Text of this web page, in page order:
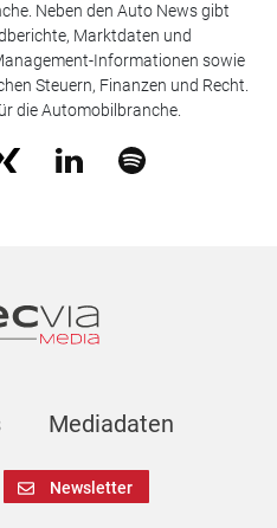
Neben den Auto News gibt
Marktdaten und
Informationen sowie
Steuern, Finanzen und Recht.
die Automobilbranche.
Mediadaten
Newsletter